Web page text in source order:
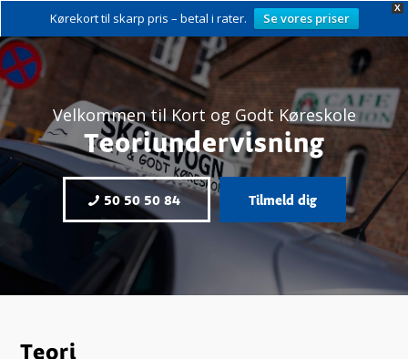
X
Kørekort til skarp pris – betal i rater. Se vores priser
Velkommen til Kort og Godt Køreskole
Teoriundervisning
50 50 50 84 Tilmeld dig